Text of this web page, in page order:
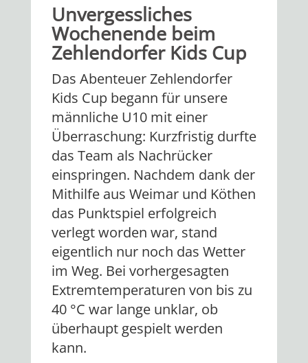
Unvergessliches
Wochenende beim
Zehlendorfer Kids Cup
Das Abenteuer Zehlendorfer
Kids Cup begann für unsere
männliche U10 mit einer
Überraschung: Kurzfristig durfte
das Team als Nachrücker
einspringen. Nachdem dank der
Mithilfe aus Weimar und Köthen
das Punktspiel erfolgreich
verlegt worden war, stand
eigentlich nur noch das Wetter
im Weg. Bei vorhergesagten
Extremtemperaturen von bis zu
40 °C war lange unklar, ob
überhaupt gespielt werden
kann.